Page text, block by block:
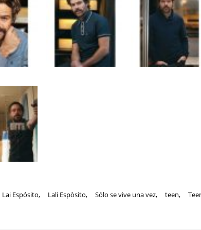
Lai Espósito, Lali Espòsito, Sólo se vive una vez, teen,